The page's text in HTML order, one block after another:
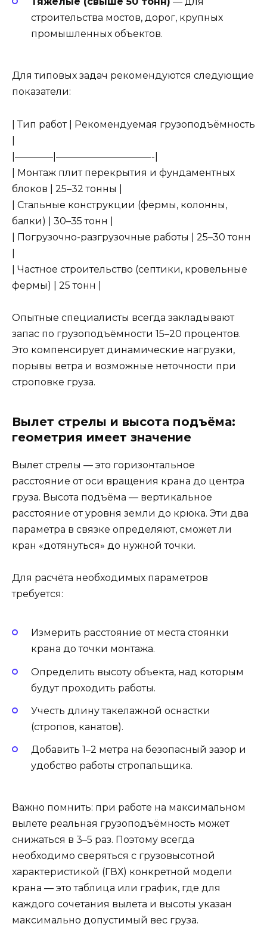
строительства мостов, дорог, крупных
промышленных объектов.
Для типовых задач рекомендуются следующие
показатели:
| Тип работ | Рекомендуемая грузоподъёмность
|————|——————————-|
| Монтаж плит перекрытия и фундаментных
блоков | 25–32 тонны |
| Стальные конструкции (фермы, колонны,
балки) | 30–35 тонн |
| Погрузочно-разгрузочные работы | 25–30 тонн
| Частное строительство (септики, кровельные
фермы) | 25 тонн |
Опытные специалисты всегда закладывают
запас по грузоподъёмности 15–20 процентов.
Это компенсирует динамические нагрузки,
порывы ветра и возможные неточности при
строповке груза.
Вылет стрелы и высота подъёма:
геометрия имеет значение
Вылет стрелы — это горизонтальное
расстояние от оси вращения крана до центра
груза. Высота подъёма — вертикальное
расстояние от уровня земли до крюка. Эти два
параметра в связке определяют, сможет ли
кран «дотянуться» до нужной точки.
Для расчёта необходимых параметров
требуется:
Измерить расстояние от места стоянки
крана до точки монтажа.
Определить высоту объекта, над которым
будут проходить работы.
Учесть длину такелажной оснастки
(стропов, канатов).
Добавить 1–2 метра на безопасный зазор и
удобство работы стропальщика.
Важно помнить: при работе на максимальном
вылете реальная грузоподъёмность может
снижаться в 3–5 раз. Поэтому всегда
необходимо сверяться с грузовысотной
характеристикой (ГВХ) конкретной модели
крана — это таблица или график, где для
каждого сочетания вылета и высоты указан
максимально допустимый вес груза.